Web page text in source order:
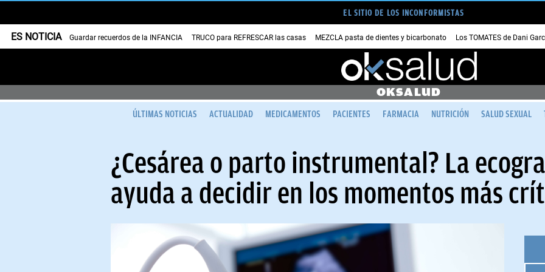
EL SITIO DE LOS INCONFORMISTAS
ES NOTICIA Guardar recuerdos de la INFANCIA TRUCO para REFRESCAR las casas MEZCLA pasta de dientes y bicarbonato Los TOMATES de Dani
OKSALUD
ÚLTIMAS NOTICIAS ACTUALIDAD MEDICAMENTOS PACIENTES FARMACIA NUTRICIÓN SALUD SEXUAL
¿Cesárea o parto instrumental? La
ayuda a decidir en los momentos más